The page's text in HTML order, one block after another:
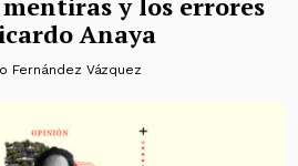
Anaya
Fernández Vázquez